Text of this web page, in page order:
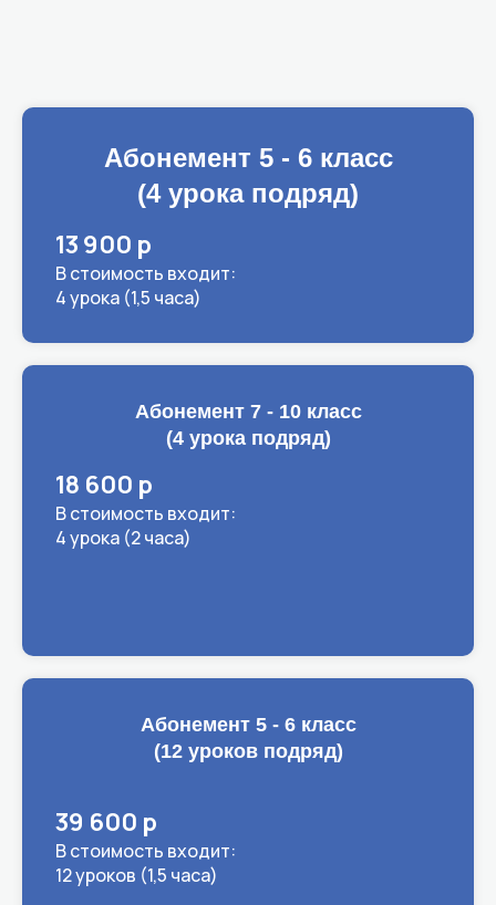
Абонемент 5 - 6 класс
(4 урока подряд)
13 900 р
В стоимость входит:
4 урока (1,5 часа)
Абонемент 7 - 10 класс
(4 урока подряд)
18 600 р
В стоимость входит:
4 урока (2 часа)
Абонемент 5 - 6 класс
(12 уроков подряд)
39 600 р
В стоимость входит:
12 уроков (1,5 часа)